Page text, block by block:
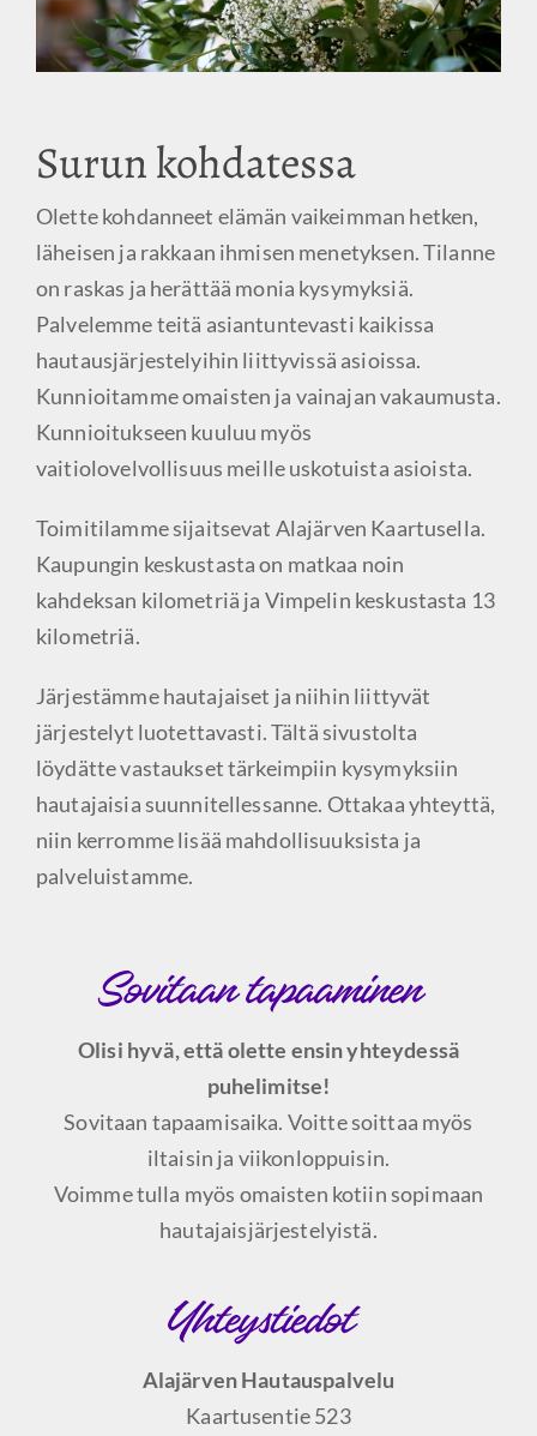
Surun kohdatessa
Olette kohdanneet elämän vaikeimman hetken,
läheisen ja rakkaan ihmisen menetyksen. Tilanne
on raskas ja herättää monia kysymyksiä.
Palvelemme teitä asiantuntevasti kaikissa
hautausjärjestelyihin liittyvissä asioissa.
Kunnioitamme omaisten ja vainajan vakaumusta.
Kunnioitukseen kuuluu myös
vaitiolovelvollisuus meille uskotuista asioista.
Toimitilamme sijaitsevat Alajärven Kaartusella.
Kaupungin keskustasta on matkaa noin
kahdeksan kilometriä ja Vimpelin keskustasta 13
kilometriä.
Järjestämme hautajaiset ja niihin liittyvät
järjestelyt luotettavasti. Tältä sivustolta
löydätte vastaukset tärkeimpiin kysymyksiin
hautajaisia suunnitellessanne. Ottakaa yhteyttä,
niin kerromme lisää mahdollisuuksista ja
palveluistamme.
Olisi hyvä, että olette ensin yhteydessä
puhelimitse!
Sovitaan tapaamisaika. Voitte soittaa myös
iltaisin ja viikonloppuisin.
Voimme tulla myös omaisten kotiin sopimaan
hautajaisjärjestelyistä.
Alajärven Hautauspalvelu
Kaartusentie 523